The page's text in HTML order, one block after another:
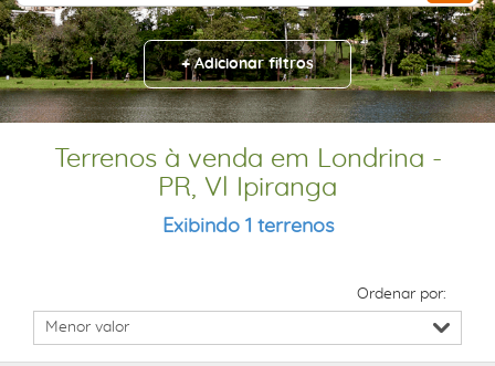
+ Adicionar filtros
Terrenos à venda em Londrina -
PR, Vl Ipiranga
Exibindo 1 terrenos
Ordenar por: